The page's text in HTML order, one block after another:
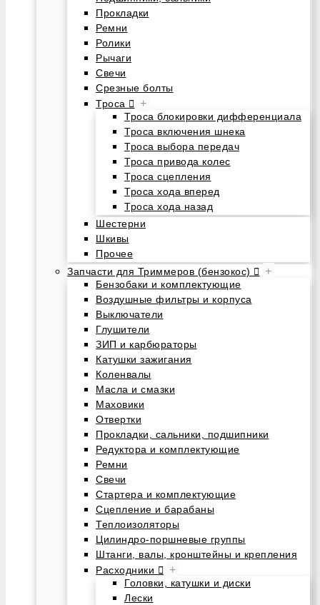
Прокладки
Ремни
Ролики
Рычаги
Свечи
Срезные болты
Троса
+
Троса блокировки дифференциала
Троса включения шнека
Троса выбора передач
Троса привода колес
Троса сцепления
Троса хода вперед
Троса хода назад
Шестерни
Шкивы
Прочее
Запчасти для Триммеров (бензокос)
+
Бензобаки и комплектующие
Воздушные фильтры и корпуса
Выключатели
Глушители
ЗИП и карбюраторы
Катушки зажигания
Коленвалы
Масла и смазки
Маховики
Отвертки
Прокладки, сальники, подшипники
Редуктора и комплектующие
Ремни
Свечи
Стартера и комплектующие
Сцепление и барабаны
Теплоизоляторы
Цилиндро-поршневые группы
Штанги, валы, кронштейны и крепления
Расходники
+
Головки, катушки и диски
Лески